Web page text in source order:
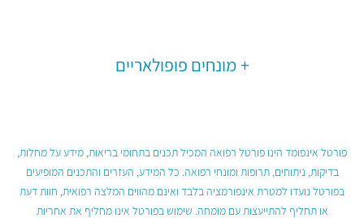
מונחים פופולאריים
פורטל אינפומד הינו פורטל רפואה המכיל תכנים בתחומי בריאות, מידע על מחלות,
בדיקות, ניתוחים, תרופות ומונחי רפואה. כל המידע, העזרים והתכנים המופיעים
בפורטל נועדו למטרת אינפורמציה בלבד ואינם מהווים המלצה רפואית, חוות דעת
או תחליף להתייעצות עם מומחה. שימוש בפורטל אינו מחליף את אחריות